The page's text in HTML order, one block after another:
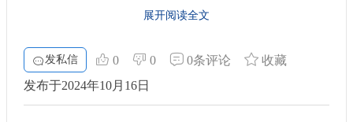
常灵活，许多学校提供了多种选择，你完全可以根据自己的兴
4. 社交机会
在社交方面，东京是个很吸引人的城市。你可以通过各种
活动认识来自不同国家的人，建立广泛的人际关系。大学的社
和Indeed正在收紧招募。在这样的情况下，选择合适的留学时机
尤为关键。就算有些公司在扩招，但整体来看，这种趋势可能
会出现变化。尤其是像Google这样的企业，如果招生计划变
动，可能会影响未来的就业形势。
展开阅读全文
发私信 0 0 0条评论
收藏
发布于2024年10月16日